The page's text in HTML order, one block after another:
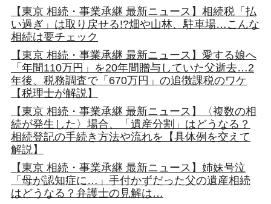
【東京 相続・事業承継 最新ニュース】相続税「払
い過ぎ」は取り戻せる!?畑や山林、駐車場…こんな
相続は要チェック
【東京 相続・事業承継 最新ニュース】愛する娘へ
「年間110万円」を20年間贈与していた父逝去…2
年後、税務調査で「670万円」の追徴課税のワケ
【税理士が解説】
【東京 相続・事業承継 最新ニュース】〈複数の相
続が発生した〉場合、「遺産分割」はどうなる？
相続登記の手続き方法や流れを【具体例を交えて
解説】
【東京 相続・事業承継 最新ニュース】姉妹号泣
「母が認知症に…」手付かずだった父の遺産相続
はどうなる？弁護士の見解は…